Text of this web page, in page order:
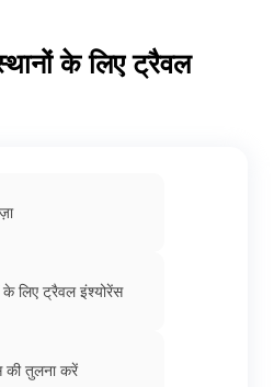
के लिए ट्रैवल
लिए ट्रैवल इंश्योरेंस
की तुलना करें